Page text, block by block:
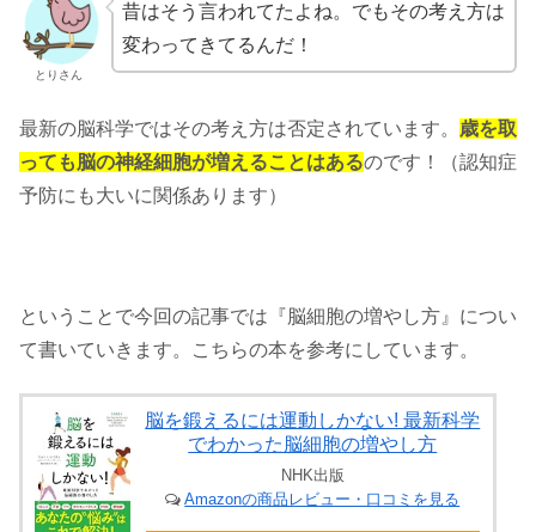
とりさん
昔はそう言われてたよね。でもその考え方は
変わってきてるんだ！
最新の脳科学ではその考え方は否定されています。 歳を取
っても脳の神経細胞が増えることはあるのです！（認知症
予防にも大いに関係あります）
ということで今回の記事では『脳細胞の増やし方』につい
て書いていきます。こちらの本を参考にしています。
脳を鍛えるには運動しかない! 最新科学
でわかった脳細胞の増やし方
NHK出版
Amazonの商品レビュー・口コミを見る